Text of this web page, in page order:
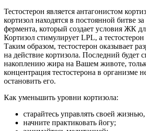
Тестостерон является антагонистом
кортизол находятся в постоянной битве
фермента, который создает условия ЖК
Кортизол стимулирует LPL, а тестостерон
Таким образом, тестостерон оказывает
на действие кортизола. Последний будет
накоплению жира на Вашем животе,
концентрация тестостерона в организме
остановить его.
Как уменьшить уровни кортизола:
старайтесь управлять своей
начните практиковать йогу;